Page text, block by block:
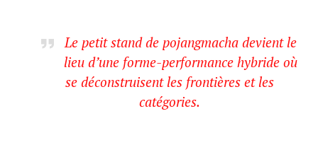
Le petit stand de pojangmachadevient le
lieu d’une forme-performance hybride où
se déconstruisent les frontières et les
catégories.